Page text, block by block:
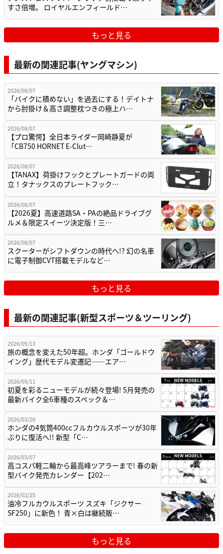
すさ倍増。 ロイヤルエンフィールド…
もっと見る
最新の関連記事(ヤングマシン)
2026/08/07
「バイクに積めない」を過去にする！デイトナ
から肘掛け＆高さ調整枕つきの極上ハ…
2026/08/07
【プロ驚愕】全日本ライダー岡崎静夏が
「CB750 HORNET E-Clut…
2026/08/07
【TANAX】荷掛けフックとプレートガードの両
立！タナックスのプレートフック…
2026/08/07
【2026夏】高速道路SA・PAの絶品ドライブグ
ルメ＆限定スイーツ決定版！三…
2026/08/07
スクーターがシフトダウンの時代へ!? 幻の名車
に電子制御CVT搭載モデルなど…
もっと見る
最新の関連記事(新型スポーツ＆ツーリング)
2026/05/13
旅の概念を変えた50年超。ホンダ「ゴールドウ
イング」歴代モデル変遷記——エア…
2026/05/11
初夏を彩るニューモデルが続々登場! 5月発売の
最新バイク全6車種のスペック＆…
2026/03/20
ホンダの4気筒400ccフルカウルスポーツが30年
ぶりに復活へ!! 新型「C…
2026/03/07
高コスパ軽二輪から最高峰ツアラーまで! 春の新
型バイク発売カレンダー【202…
2026/02/25
油冷フルカウルスポーツ スズキ「ジクサー
SF250」に新色！ 青×白は継続販…
もっと見る